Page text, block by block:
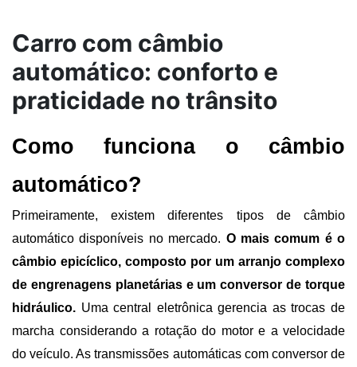
Carro com câmbio
automático: conforto e
praticidade no trânsito
Como funciona o câmbio
automático?
Primeiramente, existem diferentes tipos de câmbio
automático disponíveis no mercado. O mais comum é o
câmbio epicíclico, composto por um arranjo complexo
de engrenagens planetárias e um conversor de torque
hidráulico. Uma central eletrônica gerencia as trocas de
marcha considerando a rotação do motor e a velocidade
do veículo. As transmissões automáticas com conversor de